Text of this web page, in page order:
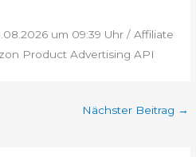
um 09:39 Uhr / Affiliate
Product Advertising API
Nächster Beitrag →